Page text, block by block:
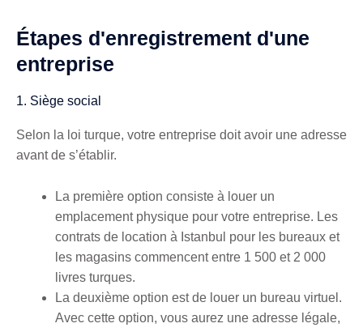
Étapes d'enregistrement d'une
entreprise
1. Siège social
Selon la loi turque, votre entreprise doit avoir une adresse
avant de s’établir.
La première option consiste à louer un
emplacement physique pour votre entreprise. Les
contrats de location à Istanbul pour les bureaux et
les magasins commencent entre 1 500 et 2 000
livres turques.
La deuxième option est de louer un bureau virtuel.
Avec cette option, vous aurez une adresse légale,